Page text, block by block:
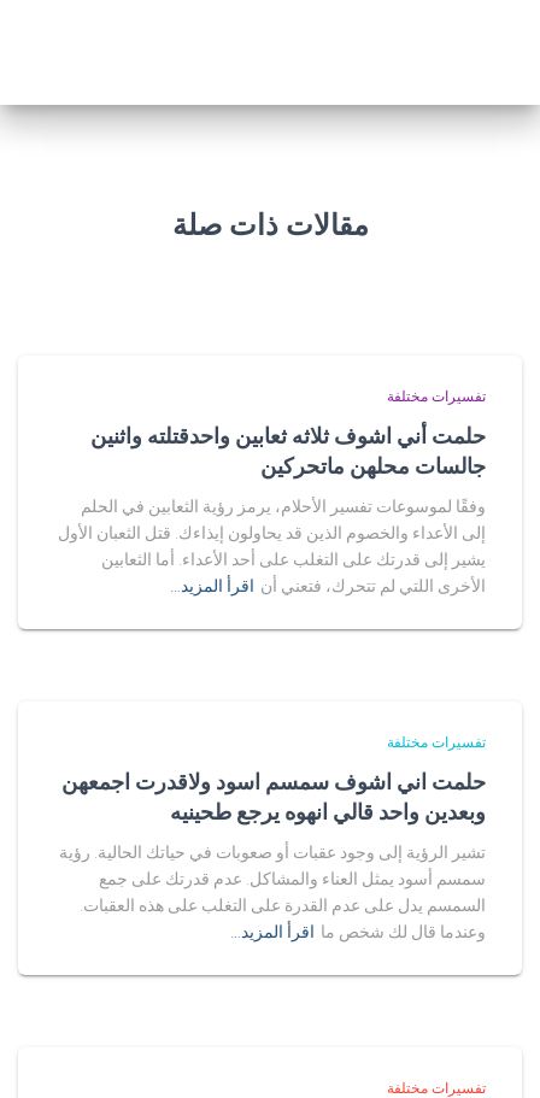
مقالات ذات صلة
تفسيرات مختلفة
حلمت أني اشوف ثلاثه ثعابين واحدقتلته واثنين
جالسات محلهن ماتحركين
وفقًا لموسوعات تفسير الأحلام، يرمز رؤية الثعابين في الحلم
إلى الأعداء والخصوم الذين قد يحاولون إيذاءك. قتل الثعبان الأول
يشير إلى قدرتك على التغلب على أحد الأعداء. أما الثعابين
الأخرى اللتي لم تتحرك، فتعني أن اقرأ المزيد…
تفسيرات مختلفة
حلمت اني اشوف سمسم اسود ولاقدرت اجمعهن
وبعدين واحد قالي انهوه يرجع طحينيه
تشير الرؤية إلى وجود عقبات أو صعوبات في حياتك الحالية. رؤية
سمسم أسود يمثل العناء والمشاكل. عدم قدرتك على جمع
السمسم يدل على عدم القدرة على التغلب على هذه العقبات.
وعندما قال لك شخص ما اقرأ المزيد…
تفسيرات مختلفة